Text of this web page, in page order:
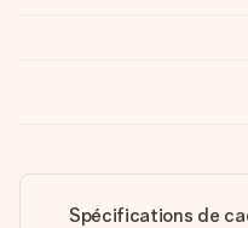
Spécifications de